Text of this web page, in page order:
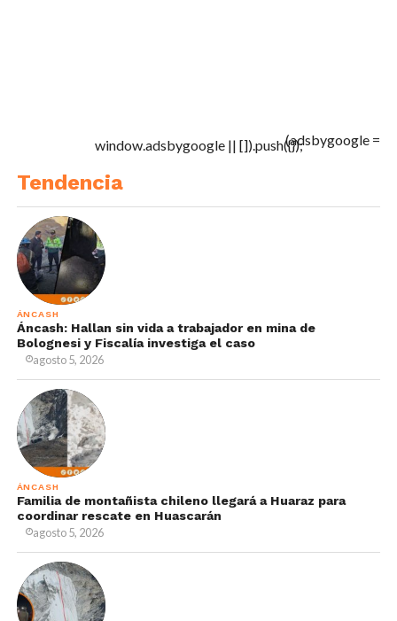
(adsbygoogle =
window.adsbygoogle || []).push({});
Tendencia
ÁNCASH
Áncash: Hallan sin vida a trabajador en mina de
Bolognesi y Fiscalía investiga el caso
agosto 5, 2026
ÁNCASH
Familia de montañista chileno llegará a Huaraz para
coordinar rescate en Huascarán
agosto 5, 2026